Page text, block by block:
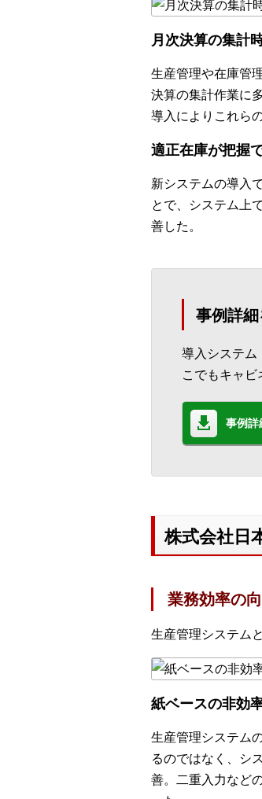
月次決算の集計
生産管理や在庫管
決算の集計作業に
導入によりこれら
適正在庫が把握
新システムの導入
とで、システム上
善した。
事例詳細
導入システム
こでもキャビ
事例詳
株式会社日
業務効率の
生産管理システム
紙ベースの非効
生産管理システム
るのではなく、シ
善。二重入力など